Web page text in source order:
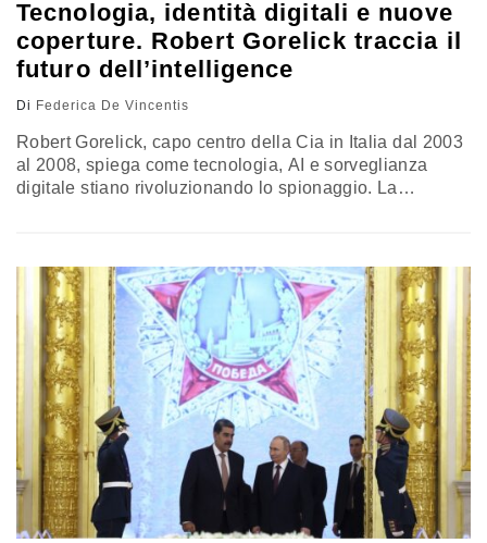
Tecnologia, identità digitali e nuove
coperture. Robert Gorelick traccia il
futuro dell’intelligence
Di Federica De Vincentis
Robert Gorelick, capo centro della Cia in Italia dal 2003
al 2008, spiega come tecnologia, AI e sorveglianza
digitale stiano rivoluzionando lo spionaggio. La
lezione del Master in Intelligence dell’Università della
Calabria diretto da Mario Caligiuri